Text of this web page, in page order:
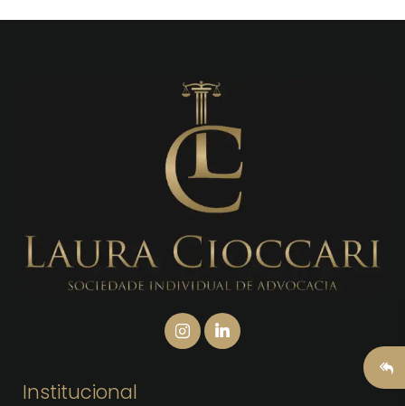
Institucional